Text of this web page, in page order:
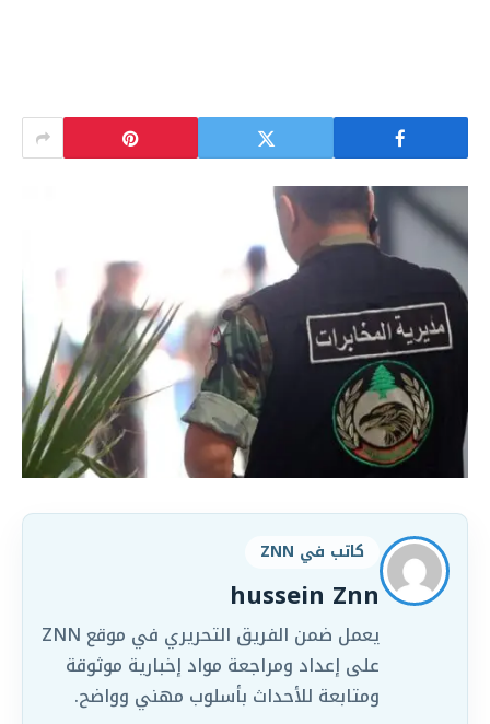
كاتب في ZNN
hussein Znn
يعمل ضمن الفريق التحريري في موقع ZNN
على إعداد ومراجعة مواد إخبارية موثوقة
ومتابعة للأحداث بأسلوب مهني وواضح.